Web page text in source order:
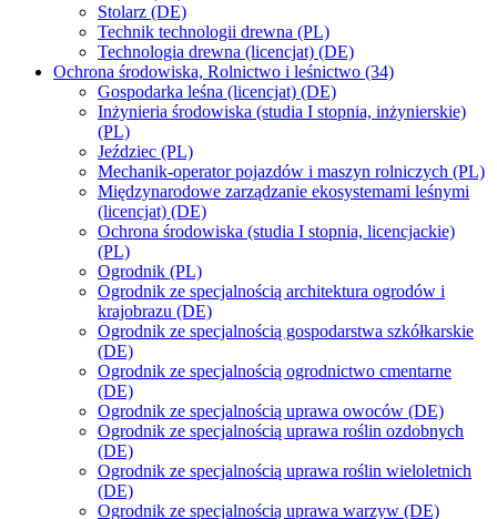
Stolarz (DE)
Technik technologii drewna (PL)
Technologia drewna (licencjat) (DE)
Ochrona środowiska, Rolnictwo i leśnictwo (34)
Gospodarka leśna (licencjat) (DE)
Inżynieria środowiska (studia I stopnia, inżynierskie)
(PL)
Jeździec (PL)
Mechanik-operator pojazdów i maszyn rolniczych (PL)
Międzynarodowe zarządzanie ekosystemami leśnymi
(licencjat) (DE)
Ochrona środowiska (studia I stopnia, licencjackie)
(PL)
Ogrodnik (PL)
Ogrodnik ze specjalnością architektura ogrodów i
krajobrazu (DE)
Ogrodnik ze specjalnością gospodarstwa szkółkarskie
(DE)
Ogrodnik ze specjalnością ogrodnictwo cmentarne
(DE)
Ogrodnik ze specjalnością uprawa owoców (DE)
Ogrodnik ze specjalnością uprawa roślin ozdobnych
(DE)
Ogrodnik ze specjalnością uprawa roślin wieloletnich
(DE)
Ogrodnik ze specjalnością uprawa warzyw (DE)